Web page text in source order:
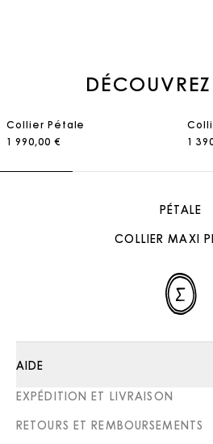
Collier Pétale
1 990,00 €
1
PÉTALE
COLLIER MAXI
AIDE
EXPÉDITION ET LIVRAISON
RETOURS ET REMBOURSEMENTS